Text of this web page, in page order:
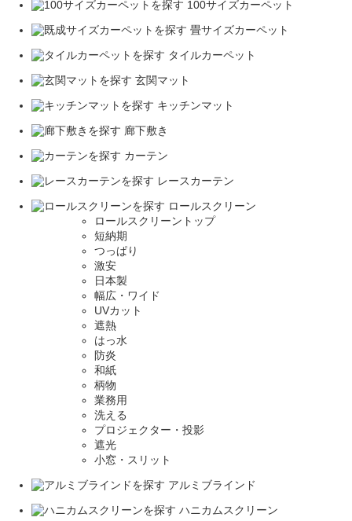
100サイズカーペット
畳サイズカーペット
タイルカーペット
玄関マット
キッチンマット
廊下敷き
カーテン
レースカーテン
ロールスクリーン
ロールスクリーントップ
短納期
つっぱり
激安
日本製
幅広・ワイド
UVカット
遮熱
はっ水
防炎
和紙
柄物
業務用
洗える
プロジェクター・投影
遮光
小窓・スリット
アルミブラインド
ハニカムスクリーン